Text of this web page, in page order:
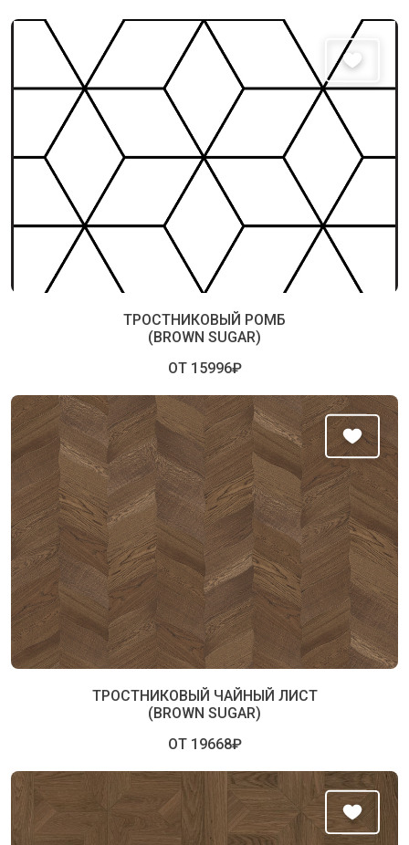
ТРОСТНИКОВЫЙ РОМБ
(BROWN SUGAR)
ОТ 15996₽
ТРОСТНИКОВЫЙ ЧАЙНЫЙ ЛИСТ
(BROWN SUGAR)
ОТ 19668₽